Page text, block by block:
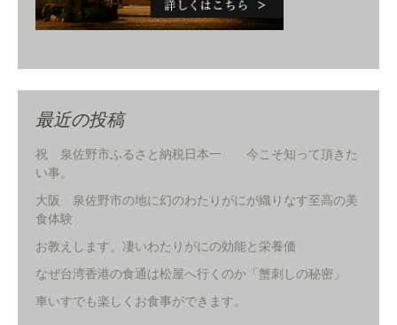
最近の投稿
祝 泉佐野市ふるさと納税日本一 今こそ知って頂きた
い事。
大阪 泉佐野市の地に幻のわたりがにが織りなす至高の美
食体験
お教えします。凄いわたりがにの効能と栄養価
なぜ台湾香港の食通は松屋へ行くのか「蟹刺しの秘密」
車いすでも楽しくお食事ができます。